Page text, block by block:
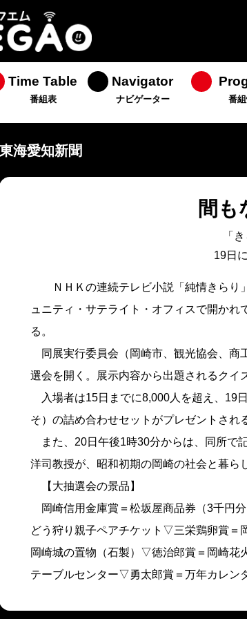
Time Table
番組表
Navigator
ナビゲーター 番
東海愛知新聞
間も
「
19日
ＮＨＫの連続テレビ小説「純情きらり
ュニティ・サテライト・オフィスで開か
る。
同展実行委員会（岡崎市、観光協会、商
選会を開く。展示内容から出題されるクイ
入場者は15日までに8,000人を超え、19
そ）の詰め合わせセットがプレゼントされ
また、20日午後1時30分からは、同所で
洋司教授が、昭和初期の岡崎の社会と暮ら
【大抽選会の景品】
岡崎信用金庫賞＝松坂屋商品券（3千円
どう狩り親子ペアチケット▽三栄鶏卵賞
岡崎城の置物（石製）▽徳治郎賞＝岡崎
テーブルセンター▽勇太郎賞＝万年カレ